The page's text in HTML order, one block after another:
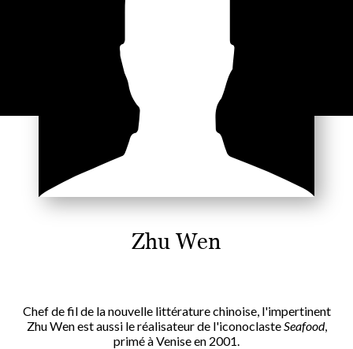
Zhu Wen
Chef de fil de la nouvelle littérature chinoise, l'impertinent
Zhu Wen est aussi le réalisateur de l'iconoclaste Seafood,
primé à Venise en 2001.